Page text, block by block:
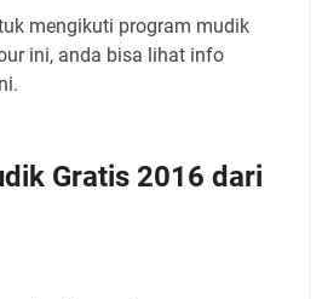
mengikuti program mudik
ini, anda bisa lihat info
Gratis 2016 dari